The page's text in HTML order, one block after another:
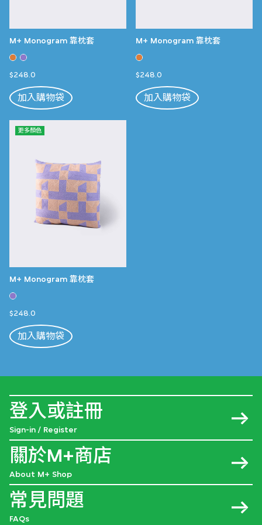
M+ Monogram 靠枕套
$248.0
加入購物袋
M+ Monogram 靠枕套
$248.0
加入購物袋
更多顏色
M+ Monogram 靠枕套
$248.0
加入購物袋
登入或註冊
Sign-in / Register
關於M+商店
About M+ Shop
常見問題
FAQs